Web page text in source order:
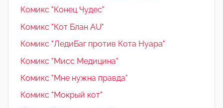
Комикс "Конец Чудес"
Комикс "Кот Блан AU"
Комикс "ЛедиБаг против Кота Нуара"
Комикс "Мисс Медицина"
Комикс "Мне нужна правда"
Комикс "Мокрый кот"